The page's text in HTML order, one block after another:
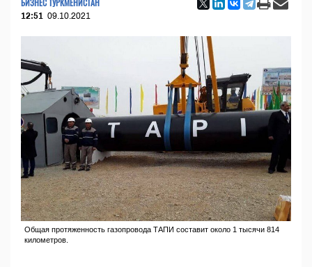
БИЗНЕС ТУРКМЕНИСТАН
12:51 09.10.2021
Общая протяженность газопровода ТАПИ составит около 1 тысячи 814
километров.